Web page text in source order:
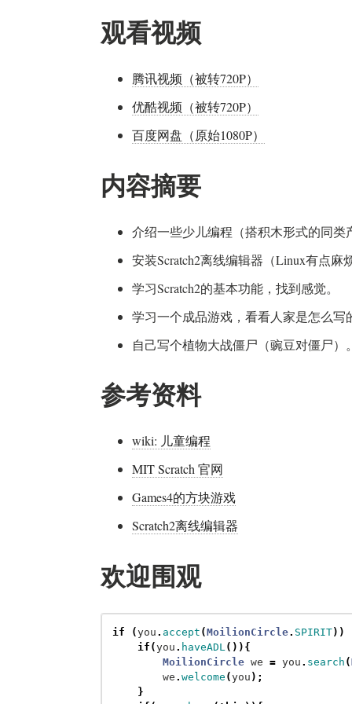
观看视频
腾讯视频（被转720P）
优酷视频（被转720P）
百度网盘（原始1080P）
内容摘要
介绍一些少儿编程（搭积木形式的同类
安装Scratch2离线编辑器（Linux有点麻
学习Scratch2的基本功能，找到感觉。
学习一个成品游戏，看看人家是怎么写
自己写个植物大战僵尸（豌豆对僵尸）。
参考资料
wiki: 儿童编程
MIT Scratch 官网
Games4的方块游戏
Scratch2离线编辑器
欢迎围观
if (you . accept (MoilionCircle. SPIRIT))
if (you . haveADL ()){
MoilionCircle we = you . search (
we .welcome (you );
}